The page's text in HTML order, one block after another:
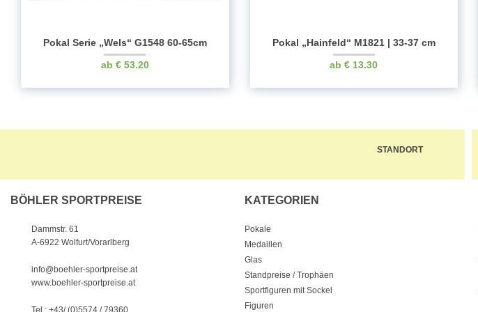
Pokal Serie „Wels“ G1548 60-65cm
€53.20
Pokal „Hainfeld“ M1821 | 33-37 cm
€ 13.30
STANDORT
BÖHLER SPORTPREISE
Dammstr. 61
A-6922 Wolfurt/Vorarlberg
info@boehler-sportpreise.at
www.boehler-sportpreise.at
Tel.: +43/ (0)5574 / 79360
KATEGORIEN
Pokale
Medaillen
Glas
Standpreise / Trophäen
Sportfiguren mit Sockel
Figuren